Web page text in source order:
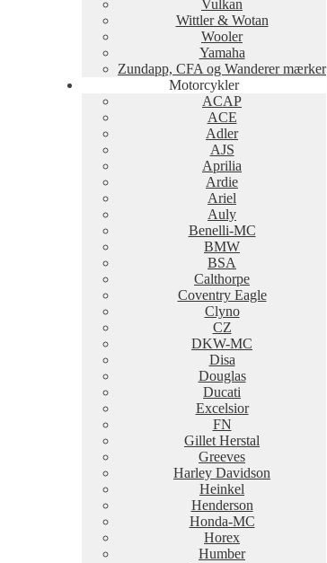
Vulkan
Wittler & Wotan
Wooler
Yamaha
Zundapp, CFA og Wanderer mærker
Motorcykler
ACAP
ACE
Adler
AJS
Aprilia
Ardie
Ariel
Auly
Benelli-MC
BMW
BSA
Calthorpe
Coventry Eagle
Clyno
CZ
DKW-MC
Disa
Douglas
Ducati
Excelsior
FN
Gillet Herstal
Greeves
Harley Davidson
Heinkel
Henderson
Honda-MC
Horex
Humber